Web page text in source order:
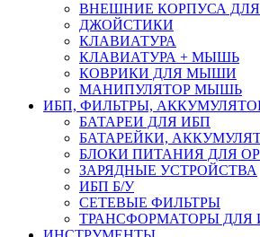
ВНЕШНИЕ КОРПУСА
ДЖОЙСТИКИ
КЛАВИАТУРА
КЛАВИАТУРА + МЫШЬ
КОВРИКИ ДЛЯ МЫШИ
МАНИПУЛЯТОР МЫШЬ
ИБП, ФИЛЬТРЫ,
БАТАРЕИ ДЛЯ ИБП
БАТАРЕЙКИ,
БЛОКИ ПИТАНИЯ ДЛЯ
ЗАРЯДНЫЕ УСТРОЙСТВА
ИБП Б/У
СЕТЕВЫЕ ФИЛЬТРЫ
ТРАНСФОРМАТОРЫ ДЛЯ